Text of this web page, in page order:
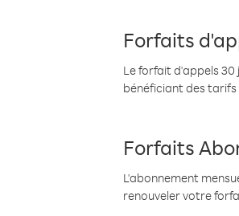
Forfaits
Le forfait d'appels
bénéficiant des tarifs
Forfaits
L'abonnement
renouveler votre